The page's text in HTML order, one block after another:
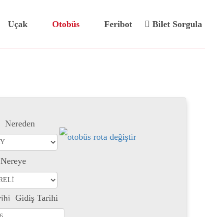
Uçak Otobüs Feribot Bilet Sorgula
Nereden
Nereye
Gidiş Tarihi